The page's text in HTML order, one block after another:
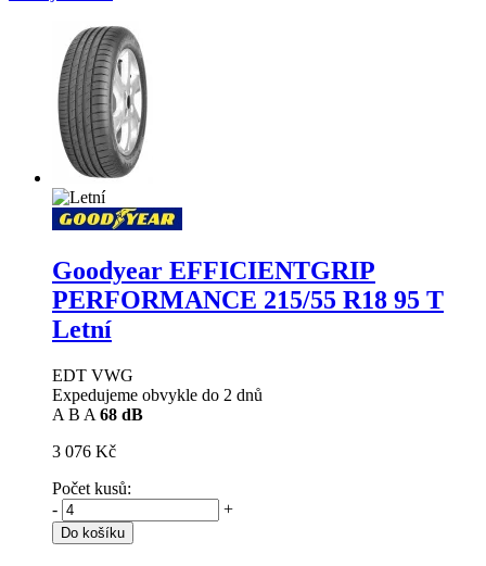
Goodyear EFFICIENTGRIP
PERFORMANCE 215/55 R18 95 T
Letní
EDT VWG
Expedujeme obvykle do 2 dnů
A B A 68 dB
3 076 Kč
Počet kusů:
-
+
Do košíku